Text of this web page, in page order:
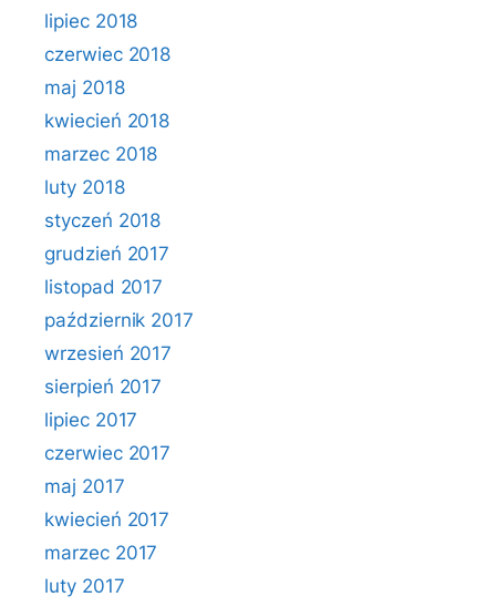
lipiec 2018
czerwiec 2018
maj 2018
kwiecień 2018
marzec 2018
luty 2018
styczeń 2018
grudzień 2017
listopad 2017
październik 2017
wrzesień 2017
sierpień 2017
lipiec 2017
czerwiec 2017
maj 2017
kwiecień 2017
marzec 2017
luty 2017